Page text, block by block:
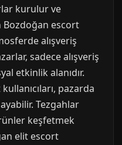
kurulur ve
Bozdoğan escort
alışveriş
sadece alışveriş
etkinlik alanıdır.
pazarda
Tezgahlar
keşfetmek
elit escort